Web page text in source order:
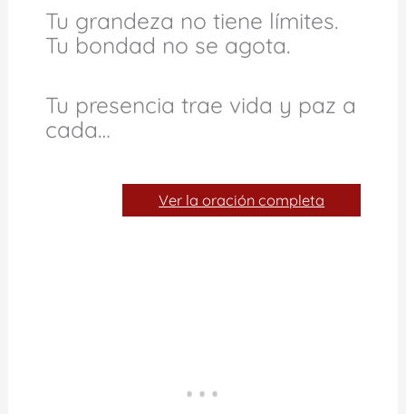
Tu grandeza no tiene límites.
Tu bondad no se agota.
Tu presencia trae vida y paz a
cada…
Ver la oración completa